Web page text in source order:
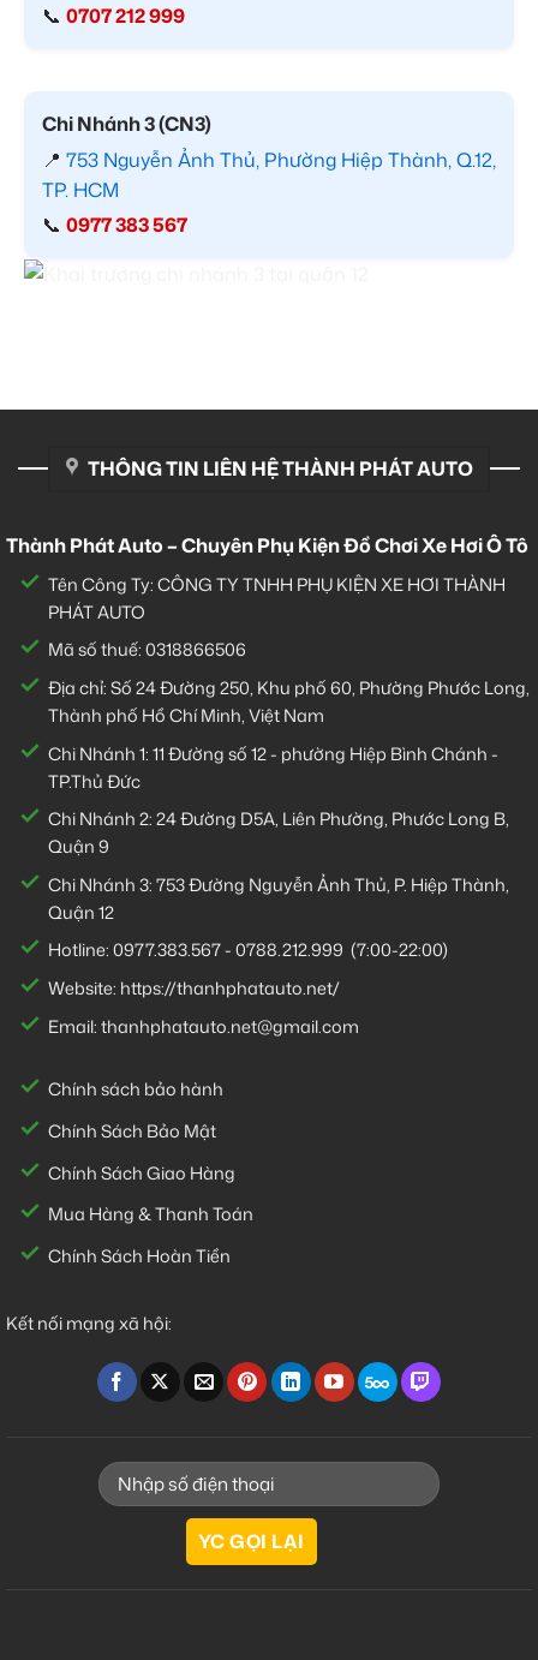
📞 0707 212 999
Chi Nhánh 3 (CN3)
📍 753 Nguyễn Ảnh Thủ, Phường Hiệp Thành, Q.12,
TP. HCM
📞 0977 383 567
THÔNG TIN LIÊN HỆ THÀNH PHÁT AUTO
Thành Phát Auto – Chuyên Phụ Kiện Đồ Chơi Xe Hơi Ô Tô
Tên Công Ty: CÔNG TY TNHH PHỤ KIỆN XE HƠI THÀNH
PHÁT AUTO
Mã số thuế: 0318866506
Địa chỉ: Số 24 Đường 250, Khu phố 60, Phường Phước Long,
Thành phố Hồ Chí Minh, Việt Nam
Chi Nhánh 1:11 Đường số 12 - phường Hiệp Bình Chánh -
TP.Thủ Đức
Chi Nhánh 2:24 Đường D5A, Liên Phường, Phước Long B,
Quận 9
Chi Nhánh 3:753 Đường Nguyễn Ảnh Thủ, P. Hiệp Thành,
Quận 12
Hotline:0977.383.567-0788.212.999 (7:00-22:00)
Website: https://thanhphatauto.net/
Email:thanhphatauto.net@gmail.com
Chính sách bảo hành
Chính Sách Bảo Mật
Chính Sách Giao Hàng
Mua Hàng & Thanh Toán
Chính Sách Hoàn Tiền
Kết nối mạng xã hội: